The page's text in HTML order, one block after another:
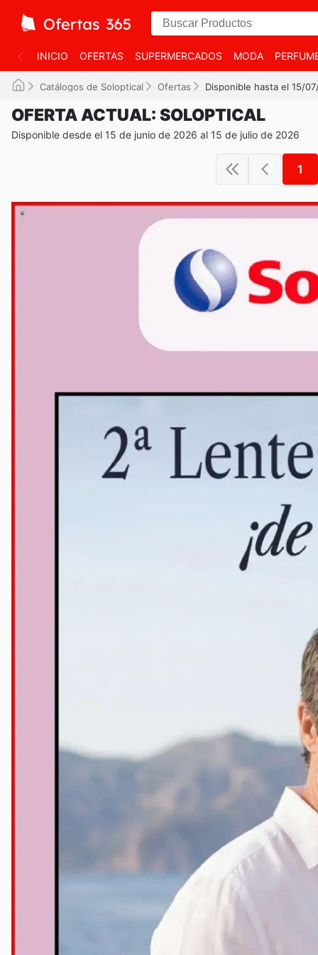
INICIO OFERTAS SUPERMERCADOS MODA
Catálogos de Soloptical Ofertas Disponible hasta el 15/
OFERTA ACTUAL: SOLOPTICAL
Disponible desde el 15 de junio de 2026 al 15 de julio de 2026
1